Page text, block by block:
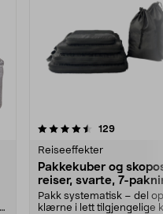
129
Reiseeffekter
Pakkekuber og
reiser, svarte, 7-
Pakk systematisk – del
klærne i lett tilgjengelige
4.5 av 5 stjerner